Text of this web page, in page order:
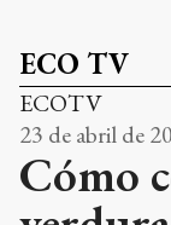
ECO TV
ECOTV
23 de abril de
Cómo